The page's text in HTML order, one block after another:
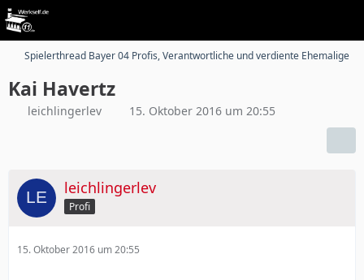
Spielerthread Bayer 04 Profis, Verantwortliche und verdiente Ehemalige
Kai Havertz
leichlingerlev 15. Oktober 2016 um 20:55
leichlingerlev
Profi
15. Oktober 2016 um 20:55